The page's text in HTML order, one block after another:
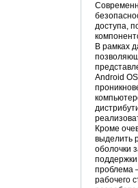
доступа,
В рамках
Android
Кроме
выделить
оболочки
проблема
рабочего